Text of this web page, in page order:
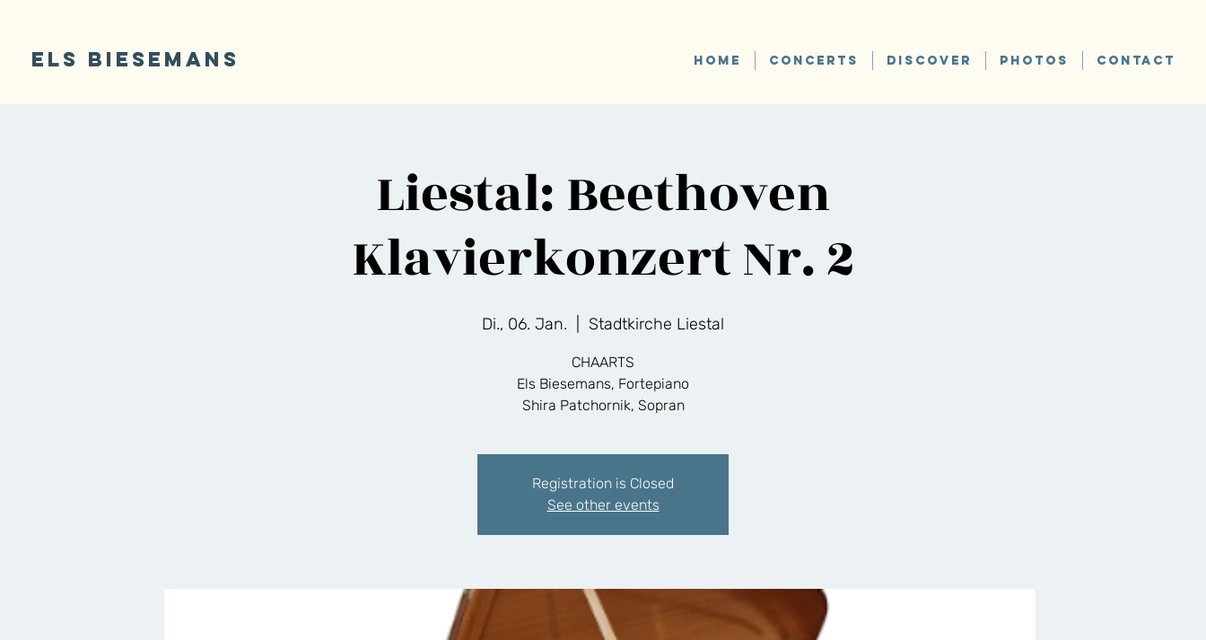
ELS BIESEMANS HOME CONCERTS DISCOVER PHOTOS CONTACT
Liestal: Beethoven
Klavierkonzert Nr. 2
Di., 06. Jan. Stadtkirche Liestal
CHAARTS
Els Biesemans, Fortepiano
Shira Patchornik, Sopran
Registration is Closed
See other events